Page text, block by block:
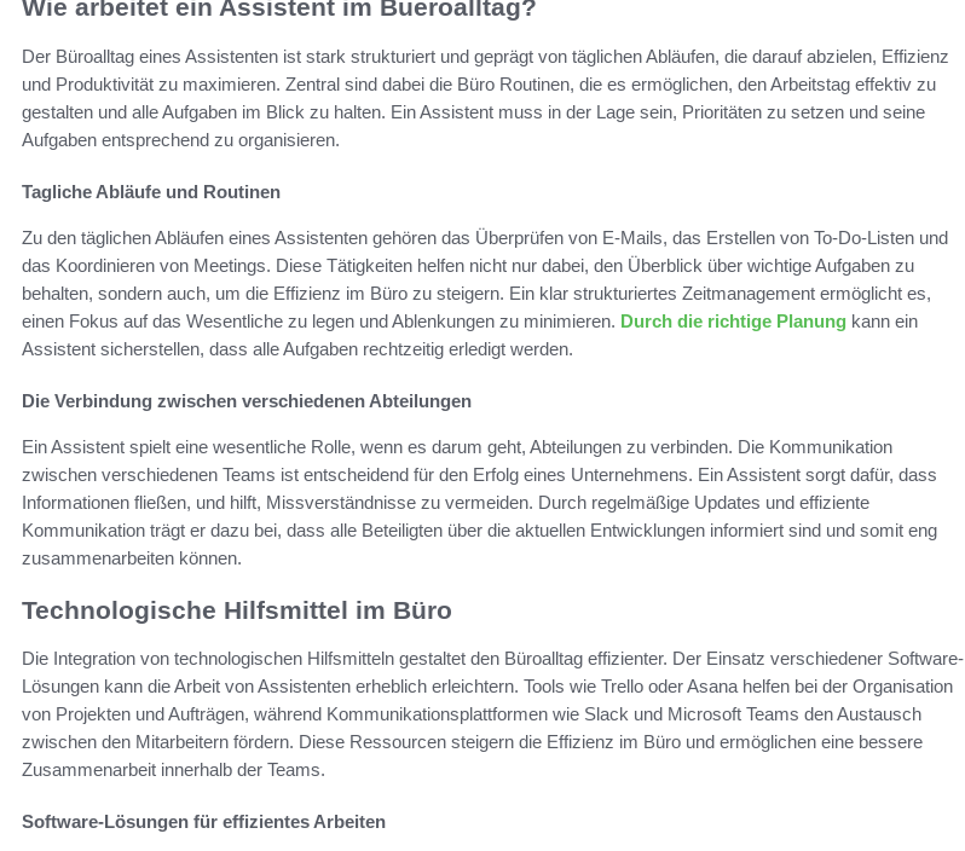
Wie arbeitet ein Assistent im Bueroalltag?
Der Büroalltag eines Assistenten ist stark strukturiert und geprägt von täglichen Abläufen, die darauf abzielen, Effizienz
und Produktivität zu maximieren. Zentral sind dabei die Büro Routinen, die es ermöglichen, den Arbeitstag effektiv zu
gestalten und alle Aufgaben im Blick zu halten. Ein Assistent muss in der Lage sein, Prioritäten zu setzen und seine
Aufgaben entsprechend zu organisieren.
Tagliche Abläufe und Routinen
Zu den täglichen Abläufen eines Assistenten gehören das Überprüfen von E-Mails, das Erstellen von To-Do-Listen und
das Koordinieren von Meetings. Diese Tätigkeiten helfen nicht nur dabei, den Überblick über wichtige Aufgaben zu
behalten, sondern auch, um die Effizienz im Büro zu steigern. Ein klar strukturiertes Zeitmanagement ermöglicht es,
einen Fokus auf das Wesentliche zu legen und Ablenkungen zu minimieren. Durch die richtige Planung kann ein
Assistent sicherstellen, dass alle Aufgaben rechtzeitig erledigt werden.
Die Verbindung zwischen verschiedenen Abteilungen
Ein Assistent spielt eine wesentliche Rolle, wenn es darum geht, Abteilungen zu verbinden. Die Kommunikation
zwischen verschiedenen Teams ist entscheidend für den Erfolg eines Unternehmens. Ein Assistent sorgt dafür, dass
Informationen fließen, und hilft, Missverständnisse zu vermeiden. Durch regelmäßige Updates und effiziente
Kommunikation trägt er dazu bei, dass alle Beteiligten über die aktuellen Entwicklungen informiert sind und somit eng
zusammenarbeiten können.
Technologische Hilfsmittel im Büro
Die Integration von technologischen Hilfsmitteln gestaltet den Büroalltag effizienter. Der Einsatz verschiedener Software-
Lösungen kann die Arbeit von Assistenten erheblich erleichtern. Tools wie Trello oder Asana helfen bei der Organisation
von Projekten und Aufträgen, während Kommunikationsplattformen wie Slack und Microsoft Teams den Austausch
zwischen den Mitarbeitern fördern. Diese Ressourcen steigern die Effizienz im Büro und ermöglichen eine bessere
Zusammenarbeit innerhalb der Teams.
Software-Lösungen für effizientes Arbeiten